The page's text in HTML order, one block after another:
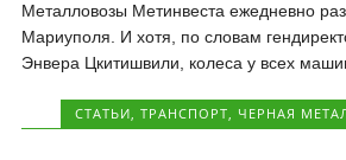
Металловозы Метинвеста ежедневно
Мариуполя. И хотя, по словам
Энвера Цкитишвили, колеса у всех
CТАТЬИ, ТРАНСПОРТ, ЧЕРНАЯ